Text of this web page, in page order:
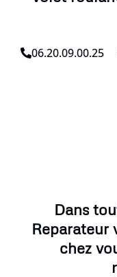
06.20.09.00.25
Dans
Reparateur
chez